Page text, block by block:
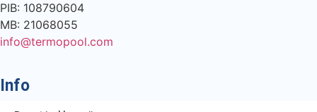
PIB: 108790604
MB: 21068055
info@termopool.com
Info